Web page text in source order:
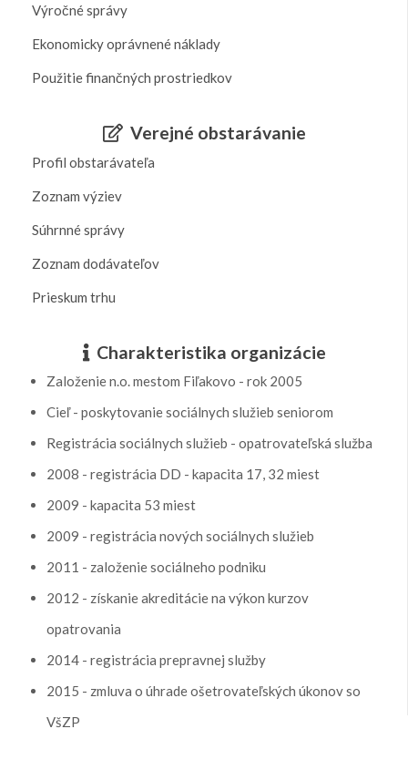
Výročné správy
Ekonomicky oprávnené náklady
Použitie finančných prostriedkov
Verejné obstarávanie
Profil obstarávateľa
Zoznam výziev
Súhrnné správy
Zoznam dodávateľov
Prieskum trhu
Charakteristika organizácie
Založenie n.o. mestom Fiľakovo - rok 2005
Cieľ - poskytovanie sociálnych služieb seniorom
Registrácia sociálnych služieb - opatrovateľská služba
2008 - registrácia DD - kapacita 17, 32 miest
2009 - kapacita 53 miest
2009 - registrácia nových sociálnych služieb
2011 - založenie sociálneho podniku
2012 - získanie akreditácie na výkon kurzov
opatrovania
2014 - registrácia prepravnej služby
2015 - zmluva o úhrade ošetrovateľských úkonov so
VšZP